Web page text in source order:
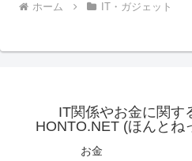
ホーム IT・ガジェット
IT関係やお金に関す
HONTO.NET (ほんとね
お金